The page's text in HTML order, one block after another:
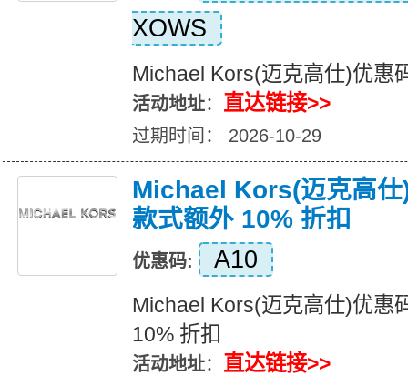
XOWS
Michael Kors(迈克高仕)优惠
活动地址： 直达链接>>
过期时间： 2026-10-29
Michael Kors(迈克高仕
款式额外 10% 折扣
优惠码: A10
Michael Kors(迈克高仕)优惠
10% 折扣
活动地址： 直达链接>>